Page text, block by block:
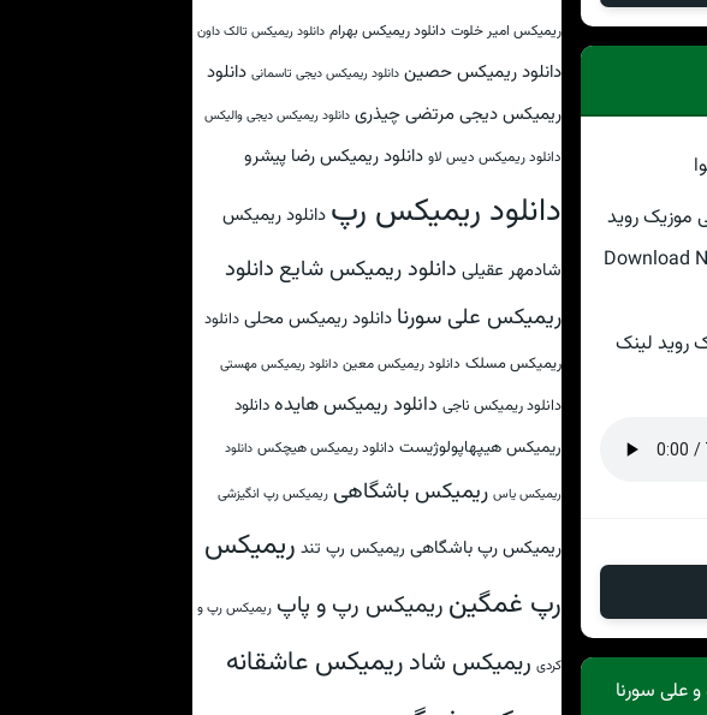
موزیک روید
Download
روید لینک
علی سورنا
ریمیکس امیر خلوت دانلود ریمیکس بهرام دانلود ریمیکس تالک داون
دانلود ریمیکس حصین دانلود ریمیکس دیجی تاسمانی دانلود
ریمیکس دیجی مرتضی چیذری دانلود ریمیکس دیجی والیکس
دانلود ریمیکس دیس لاو دانلود ریمیکس رضا پیشرو
دانلود ریمیکس رپ دانلود ریمیکس
شادمهر عقیلی دانلود ریمیکس شایع دانلود
ریمیکس علی سورنا دانلود ریمیکس محلی دانلود
ریمیکس مسلک دانلود ریمیکس معین دانلود ریمیکس مهستی
دانلود ریمیکس ناجی دانلود ریمیکس هایده دانلود
ریمیکس هیپهاپولوژیست دانلود ریمیکس هیچکس دانلود
ریمیکس یاس ریمیکس باشگاهی ریمیکس رپ انگیزشی
ریمیکس رپ باشگاهی ریمیکس رپ تند ریمیکس
رپ غمگین ریمیکس رپ و پاپ ریمیکس رپ و
کردی ریمیکس شادریمیکس عاشقانه